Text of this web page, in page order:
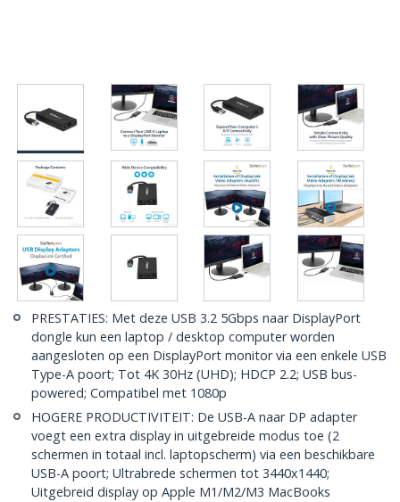
PRESTATIES: Met deze USB 3.2 5Gbps naar DisplayPort
dongle kun een laptop / desktop computer worden
aangesloten op een DisplayPort monitor via een enkele USB
Type-A poort; Tot 4K 30Hz (UHD); HDCP 2.2; USB bus-
powered; Compatibel met 1080p
HOGERE PRODUCTIVITEIT: De USB-A naar DP adapter
voegt een extra display in uitgebreide modus toe (2
schermen in totaal incl. laptopscherm) via een beschikbare
USB-A poort; Ultrabrede schermen tot 3440x1440;
Uitgebreid display op Apple M1/M2/M3 MacBooks